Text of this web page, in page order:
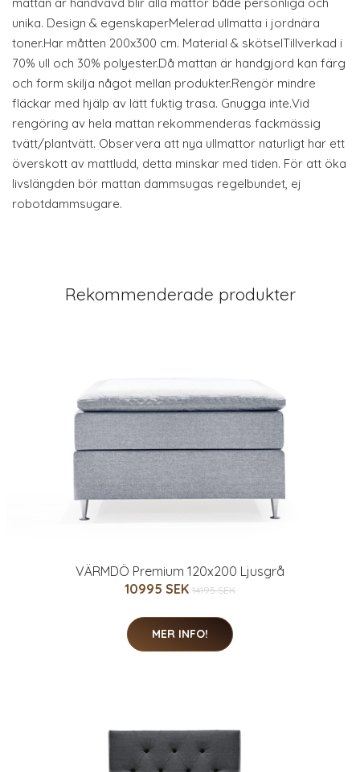
unika. Design & egenskaperMelerad ullmatta i jordnära
toner.Har måtten 200x300 cm. Material & skötselTillverkad i
70% ull och 30% polyester.Då mattan är handgjord kan färg
och form skilja något mellan produkter.Rengör mindre
fläckar med hjälp av lätt fuktig trasa. Gnugga inte.Vid
rengöring av hela mattan rekommenderas fackmässig
tvätt/plantvätt. Observera att nya ullmattor naturligt har ett
överskott av mattludd, detta minskar med tiden. För att öka
livslängden bör mattan dammsugas regelbundet, ej
robotdammsugare.
Rekommenderade produkter
VÄRMDÖ Premium 120x200 Ljusgrå
10995 SEK 14195 SEK
MER INFO!